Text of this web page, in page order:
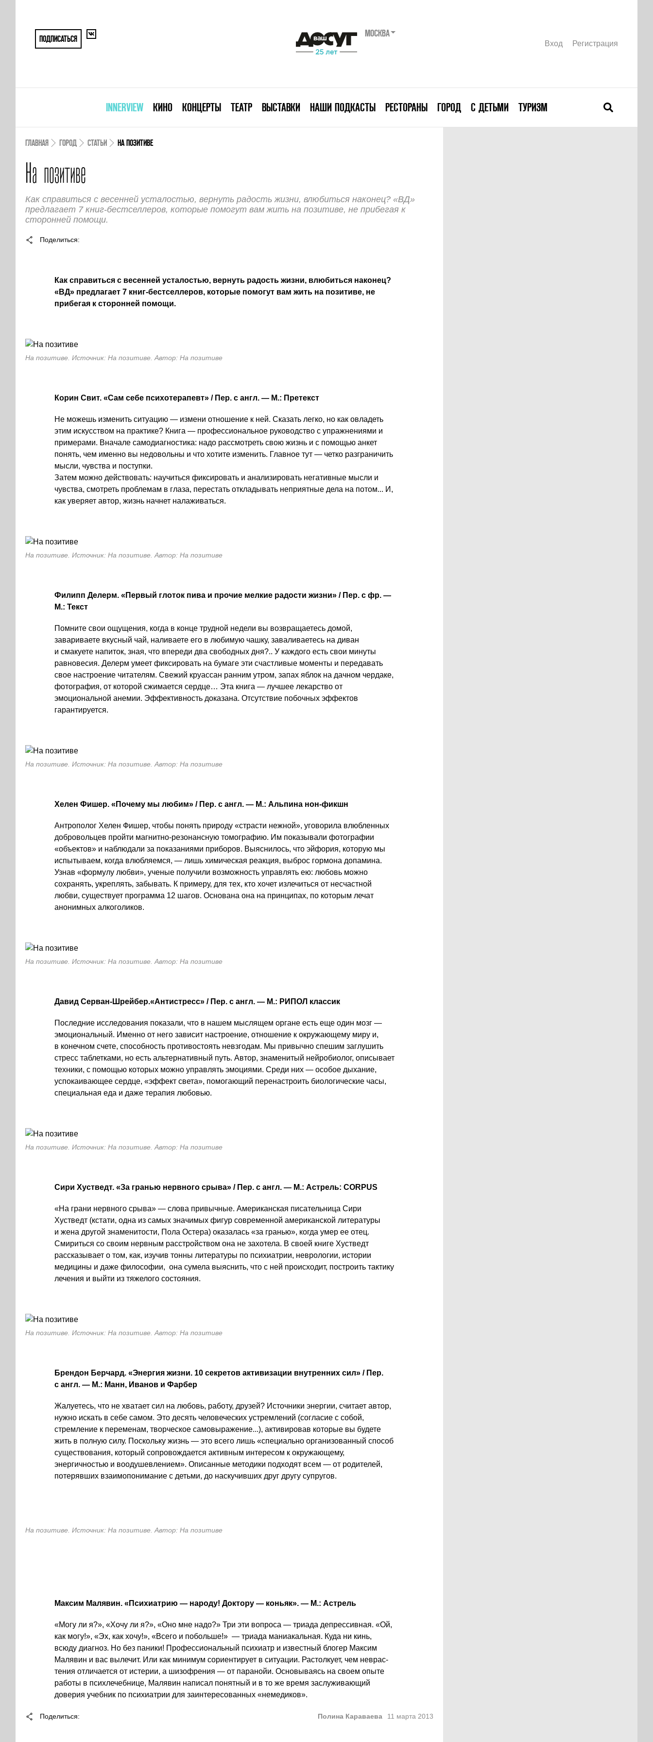
ПОДПИСАТЬСЯ
МОСКВА
Вход Регистрация
INNERVIEW КИНО КОНЦЕРТЫ ТЕАТР ВЫСТАВКИ НАШИ ПОДКАСТЫ РЕСТОРАНЫ ГОРОД С ДЕТЬМИ ТУРИЗМ
ГЛАВНАЯ ГОРОД СТАТЬИ НА ПОЗИТИВЕ
На позитиве
Как справиться с весенней усталостью, вернуть радость жизни, влюбиться наконец? «ВД»
предлагает 7 книг-бестселлеров, которые помогут вам жить на позитиве, не прибегая к
сторонней помощи.
Поделиться
Как справиться с весенней усталостью, вернуть радость жизни, влюбиться наконец?
«ВД» предлагает 7 книг-бестселлеров, которые помогут вам жить на позитиве, не
прибегая к сторонней помощи.
На позитиве. Источник: На позитиве. Автор: На позитиве
Корин Свит. «Сам себе психотерапевт» / Пер. с англ. — М.: Претекст
Не можешь изменить ситуацию — измени отношение к ней. Сказать легко, но как овладеть
этим искусством на практике? Книга — профессиональное руководство с упражнениями и
примерами. Вначале самодиагностика: надо рассмотреть свою жизнь и с помощью анкет
понять, чем именно вы недовольны и что хотите изменить. Главное тут — четко разграничить
мысли, чувства и поступки.
Затем можно действовать: научиться фиксировать и анализировать негативные мысли и
чувства, смотреть проблемам в глаза, перестать откладывать неприятные дела на потом... И,
как уверяет автор, жизнь начнет налаживаться.
На позитиве. Источник: На позитиве. Автор: На позитиве
Филипп Делерм. «Первый глоток пива и прочие мелкие радости жизни» / Пер. с фр. —
М.: Текст
Помните свои ощущения, когда в конце трудной недели вы возвращаетесь домой,
завариваете вкусный чай, наливаете его в любимую чашку, заваливаетесь на диван
и смакуете напиток, зная, что впереди два свободных дня?.. У каждого есть свои минуты
равновесия. Делерм умеет фиксировать на бумаге эти счастливые моменты и передавать
свое настроение читателям. Свежий круассан ранним утром, запах яблок на дачном чердаке,
фотография, от которой сжимается сердце… Эта книга — лучшее лекарство от
эмоциональной анемии. Эффективность доказана. Отсутствие побочных эффектов
гарантируется.
На позитиве. Источник: На позитиве. Автор: На позитиве
Хелен Фишер. «Поче­му мы любим» / Пер. с англ. — М.: Альпина нон-фикшн
Антрополог Хелен Фишер, чтобы понять природу «страсти нежной», уговорила влюбленных
добровольцев пройти магнитно-резонансную томографию. Им показывали фотографии
«объектов» и наблюдали за показаниями приборов. Выяснилось, что эйфория, которую мы
испытываем, когда влюбляемся, — лишь химическая реакция, выброс гормона допамина.
Узнав «формулу любви», ученые получили возможность управлять ею: любовь можно
сохранять, укреплять, забывать. К примеру, для тех, кто хочет излечиться от несчастной
любви, существует программа 12 шагов. Основана она на принципах, по которым лечат
анонимных алкоголиков.
На позитиве. Источник: На позитиве. Автор: На позитиве
Давид Серван-Шрейбер.«Антистресс» / Пер. с англ. — М.: РИПОЛ классик
Последние исследования показали, что в нашем мыслящем органе есть еще один мозг —
эмоциональный. Именно от него зависит настроение, отношение к окружающему миру и,
в конечном счете, способность противостоять невзгодам. Мы привычно спешим заглушить
стресс таблетками, но есть альтернативный путь. Автор, знаменитый нейробиолог, описывает
техники, с помощью которых можно управлять эмоциями. Среди них — особое дыхание,
успокаивающее сердце, «эффект света», помогающий перенастроить биологические часы,
специальная еда и даже терапия любовью.
На позитиве. Источник: На позитиве. Автор: На позитиве
Сири Хустведт. «За гранью нервного срыва» / Пер. с англ. — М.: Астрель: CORPUS
«На грани нервного срыва» — слова привычные. Американская писательница Сири
Хустведт (кстати, одна из самых значимых фигур современной американской литературы
и жена другой знаменитости, Пола Остера) оказалась «за гранью», когда умер ее отец.
Смириться со своим нервным расстройством она не захотела. В своей книге Хустведт
рассказывает о том, как, изучив тонны литературы по психиатрии, неврологии, истории
медицины и даже философии, она сумела выяснить, что с ней происходит, построить тактику
лечения и выйти из тяжелого состояния.
На позитиве. Источник: На позитиве. Автор: На позитиве
Брендон Берчард. «Энергия жизни. 10 секретов активизации внутренних сил» / Пер.
с англ. — М.: Манн, Иванов и Фарбер
Жалуетесь, что не хватает сил на любовь, работу, друзей? Источники энергии, считает автор,
нужно искать в себе самом. Это десять человеческих устремлений (согласие с собой,
стремление к переменам, творческое самовыражение...), активировав которые вы будете
жить в полную силу. Поскольку жизнь — это всего лишь «специально организованный способ
существования, который сопровождается активным интересом к окружающему,
энергичностью и воодушевлением». Описанные методики подходят всем — от родителей,
потерявших взаимопонимание с детьми, до наскучивших друг другу супругов.
На позитиве. Источник: На позитиве. Автор: На позитиве
Максим Малявин. «Психиатрию — н­ароду! Доктору — коньяк». — М.: Астрель
«Могу ли я?», «Хочу ли я?», «Оно мне надо?» Три эти воп­роса — триада депрессивная. «Ой,
как могу!», «Эх, как хочу!», «Всего и побольше!» — триада маниакальная. Куда ни кинь,
всюду диагноз. Но без паники! Профессиональный психиатр и известный блогер Максим
Малявин и вас вылечит. Или как минимум сориентирует в ситуации. Растолкует, чем неврас­
тения отличается от истерии, а шизофрения — от паранойи. Основываясь на своем опыте
работы в психлечебнице, Малявин написал понятный и в то же время заслуживающий
доверия учебник по психиатрии для заинтересованных «немедиков».
Поделиться Полина Караваева 11 марта 2013